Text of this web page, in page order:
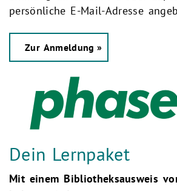
persönliche E-Mail-Adresse
Zur Anmeldung
Dein Lernpaket
Mit einem Bibliotheksausweis